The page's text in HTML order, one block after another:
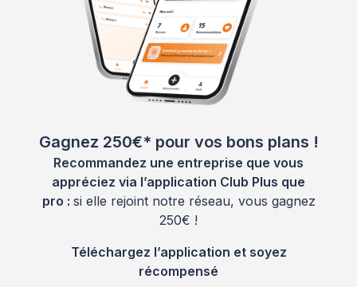
Gagnez 250€* pour vos bons plans !
Recommandez une entreprise que vous
appréciez via l’application Club Plus que
pro : si elle rejoint notre réseau, vous gagnez
250€ !
Téléchargez l’application et soyez
récompensé